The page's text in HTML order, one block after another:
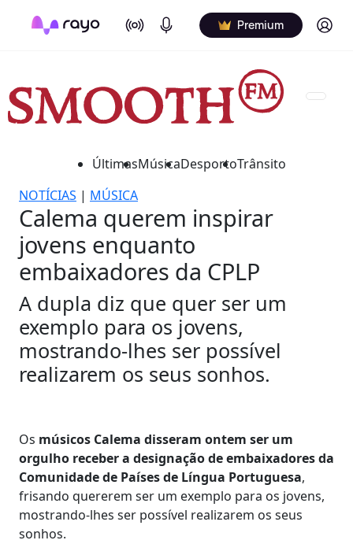
On Air Podcasts Premium Log in
ÚltimasMúsicaDesportoTrânsito
NOTÍCIAS | MÚSICA
Calema querem inspirar
jovens enquanto
embaixadores da CPLP
A dupla diz que quer ser um
exemplo para os jovens,
mostrando-lhes ser possível
realizarem os seus sonhos.
Os músicos Calema disseram ontem ser um
orgulho receber a designação de embaixadores da
Comunidade de Países de Língua Portuguesa,
frisando quererem ser um exemplo para os jovens,
mostrando-lhes ser possível realizarem os seus
sonhos.